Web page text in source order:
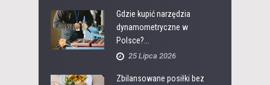
Gdzie kupić narzędzia
dynamometryczne w
Polsce?...
25 Lipca 2026
Zbilansowane posiłki bez